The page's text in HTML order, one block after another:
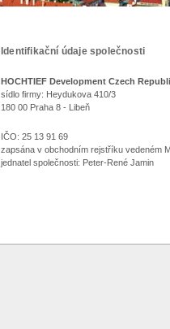
Identifikační údaje společnosti
Identifikační údaje společnosti
HOCHTIEF Development Czech
sídlo firmy: Heydukova 410/3
180 00 Praha 8 - Libeň
IČO: 25 13 91 69
zapsána v obchodním rejstříku vedeném
jednatel společnosti: Peter-René Jamin